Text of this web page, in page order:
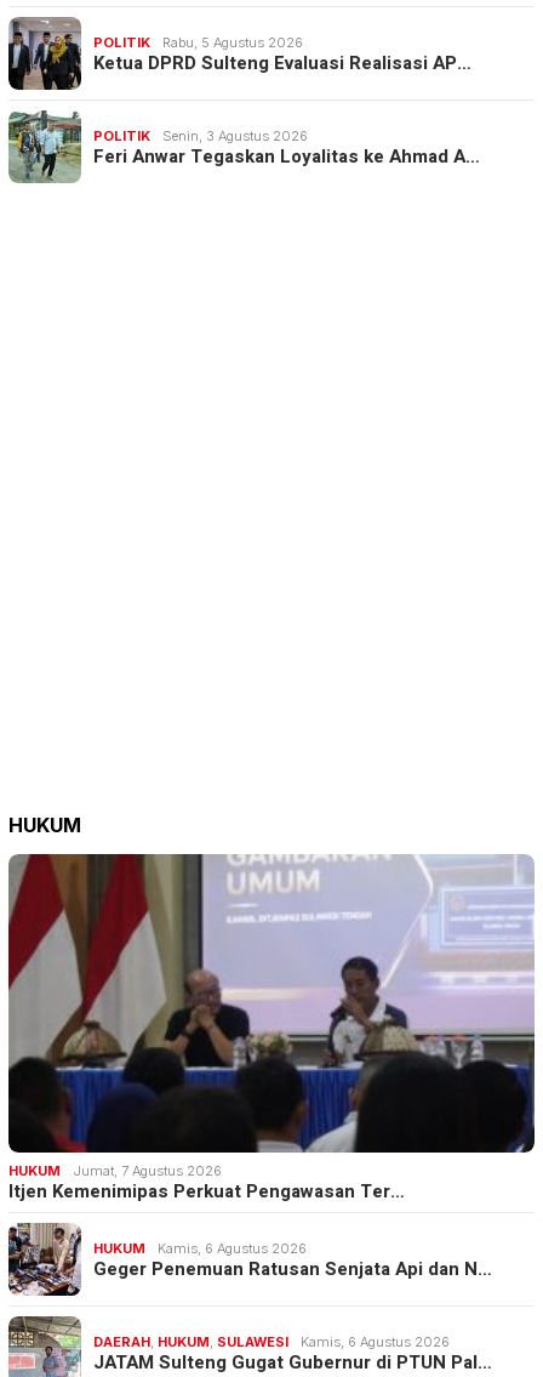
POLITIK Rabu, 5 Agustus 2026
Ketua DPRD Sulteng Evaluasi Realisasi AP…
POLITIK Senin, 3 Agustus 2026
Feri Anwar Tegaskan Loyalitas ke Ahmad A…
HUKUM
HUKUM Jumat, 7 Agustus 2026
Itjen Kemenimipas Perkuat Pengawasan Ter…
HUKUM Kamis, 6 Agustus 2026
Geger Penemuan Ratusan Senjata Api dan N…
DAERAH HUKUM SULAWESI Kamis, 6 Agustus 2026
JATAM Sulteng Gugat Gubernur di PTUN Pal…